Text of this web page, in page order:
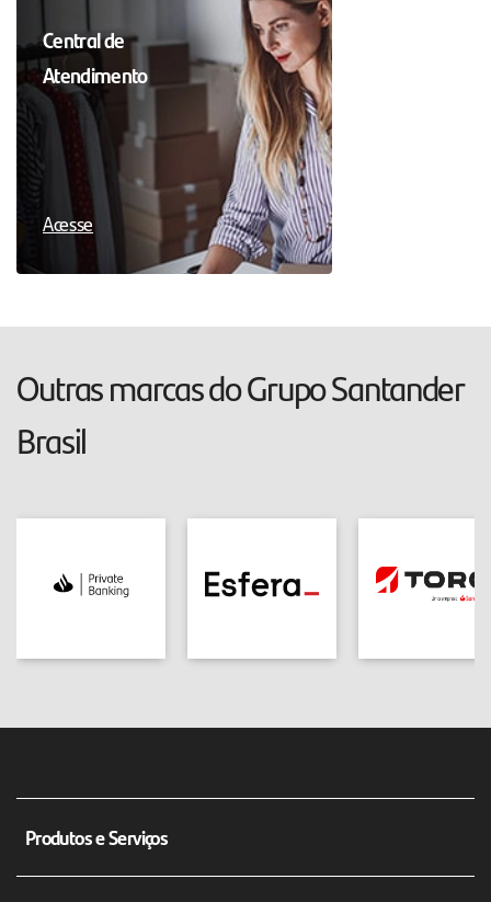
Central de
Atendimento
Acesse
Outras marcas do Grupo Santander
Brasil
Produtos e Serviços